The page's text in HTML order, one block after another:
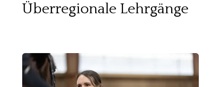
Überregionale Lehrgänge